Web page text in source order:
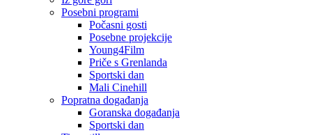
Posebni programi
Počasni gosti
Posebne projekcije
Young4Film
Priče s Grenlanda
Sportski dan
Mali Cinehill
Popratna događanja
Goranska događanja
Sportski dan